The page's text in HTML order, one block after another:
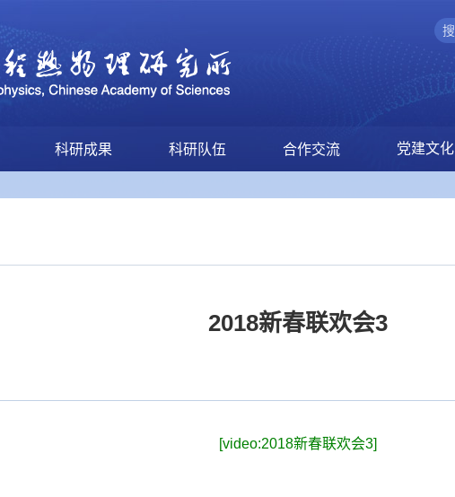
科研成果 科研队伍 合作交流 党建文化
2018新春联欢会3
[video:2018新春联欢会3]